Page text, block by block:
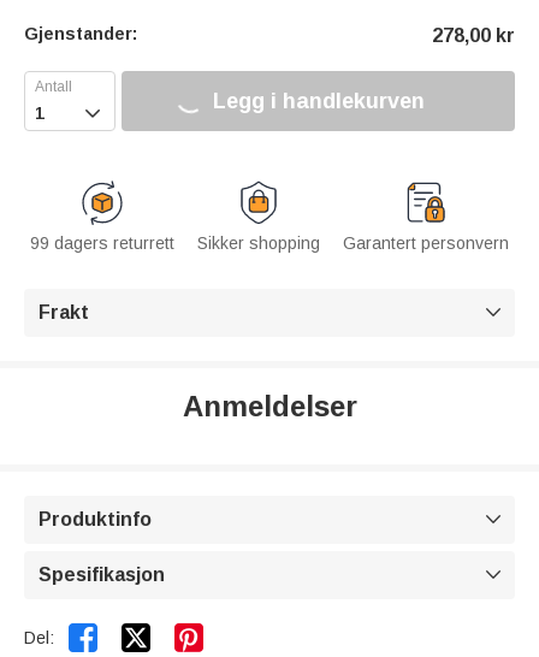
Gjenstander: 278,00 kr
 Legg i handlekurven
99 dagers returrett Sikker shopping Garantert personvern
Frakt 
Anmeldelser
Produktinfo 
Spesifikasjon 
Del:  